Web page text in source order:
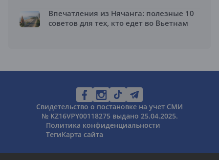
Впечатления из Нячанга: полезные 10
советов для тех, кто едет во Вьетнам
Свидетельство о постановке на учет СМИ
№ KZ16VPY00118275 выдано 25.04.2025.
Политика конфиденциальности
ТегиКарта сайта